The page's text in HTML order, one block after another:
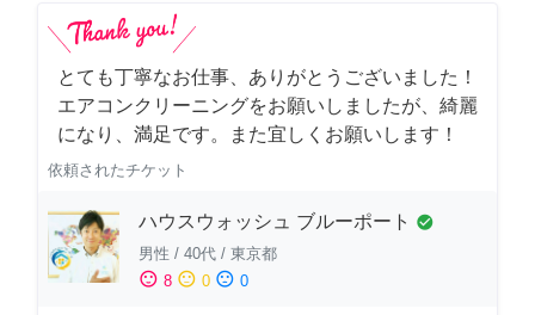
とても丁寧なお仕事、ありがとうございました！
エアコンクリーニングをお願いしましたが、綺麗
になり、満足です。また宜しくお願いします！
依頼されたチケット
ハウスウォッシュ ブルーポート check_circle
男性 / 40代 / 東京都
sentiment_satisfied 8 sentiment_neutral 0 sentiment_dissatisfied 0